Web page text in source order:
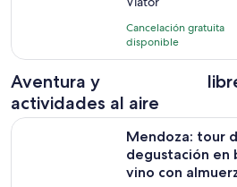
8
horas
10
con
12
opiniones
Cancelación gratuita
disponible
Aventura y
actividades al aire
Mendoza: tour
degustación en
vino con
Mendoza: tour de degustación